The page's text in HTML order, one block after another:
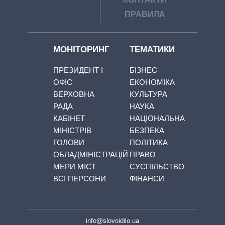
ПРАВИЛА
МОНІТОРИНГ
ПРЕЗИДЕНТ І
ОФІС
ВЕРХОВНА
РАДА
КАБІНЕТ
МІНІСТРІВ
ГОЛОВИ
ОБЛАДМІНІСТРАЦІЙ
МЕРИ МІСТ
ВСІ ПЕРСОНИ
ТЕМАТИКИ
БІЗНЕС
ЕКОНОМІКА
КУЛЬТУРА
НАУКА
НАЦІОНАЛЬНА
БЕЗПЕКА
ПОЛІТИКА
ПРАВО
СУСПІЛЬСТВО
ФІНАНСИ
info@slovoidilo.ua